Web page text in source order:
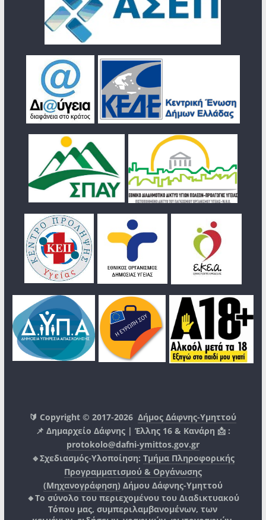
🔰 Copyright © 2017-2026Δήμος Δάφνης-Υμηττού
📌 Δημαρχείο Δάφνης | Έλλης 16 & Κανάρη 📩 :
protokolo@dafni-ymittos.gov.gr
🔹Σχεδιασμός-Υλοποίηση: Τμήμα Πληροφορικής
Προγραμματισμού & Οργάνωσης
(Μηχανογράφηση) Δήμου Δάφνης-Υμηττού
🔸Το σύνολο του περιεχομένου του Διαδικτυακού
Τόπου μας, συμπεριλαμβανομένων, των